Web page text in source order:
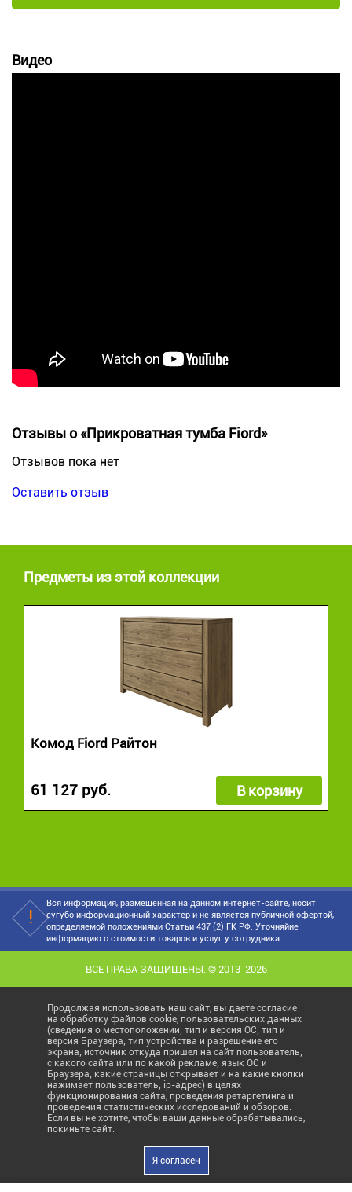
Видео
Отзывы о «Прикроватная тумба Fiord»
Отзывов пока нет
Оставить отзыв
Предметы из этой коллекции
Комод Fiord Райтон
61 127 руб. В корзину
Вся информация, размещенная на данном интернет-сайте, носит
сугубо информационный характер и не является публичной офертой,
определяемой положениями Статьи 437 (2) ГК РФ. Уточняйие
информацию о стоимости товаров и услуг у сотрудника.
ВСЕ ПРАВА ЗАЩИЩЕНЫ. © 2013-2026
Продолжая использовать наш сайт, вы даете согласие
на обработку файлов cookie, пользовательских данных
(сведения о местоположении; тип и версия ОС; тип и
версия Браузера; тип устройства и разрешение его
экрана; источник откуда пришел на сайт пользователь;
с какого сайта или по какой рекламе; язык ОС и
Браузера; какие страницы открывает и на какие кнопки
нажимает пользователь; ip-адрес) в целях
функционирования сайта, проведения ретаргетинга и
проведения статистических исследований и обзоров.
Если вы не хотите, чтобы ваши данные обрабатывались,
покиньте сайт.
Я согласен